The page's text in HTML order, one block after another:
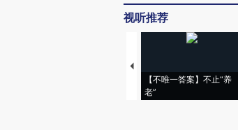
视听推荐
【不唯一答案】不止“养
老”